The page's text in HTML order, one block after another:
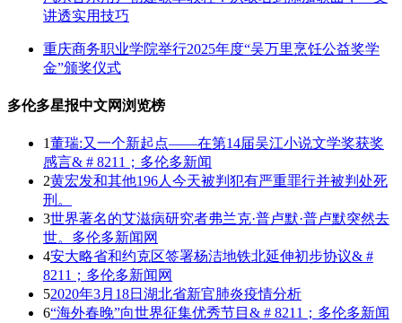
讲透实用技巧
重庆商务职业学院举行2025年度“吴万里烹饪公益奖学
金”颁奖仪式
多伦多星报中文网浏览榜
1董瑞:又一个新起点——在第14届吴江小说文学奖获奖
感言& # 8211；多伦多新闻
2黄宏发和其他196人今天被判犯有严重罪行并被判处死
刑。
3世界著名的艾滋病研究者弗兰克·普卢默·普卢默突然去
世。多伦多新闻网
4安大略省和约克区签署杨洁地铁北延伸初步协议& #
8211；多伦多新闻网
52020年3月18日湖北省新官肺炎疫情分析
6“海外春晚”向世界征集优秀节目& # 8211；多伦多新闻